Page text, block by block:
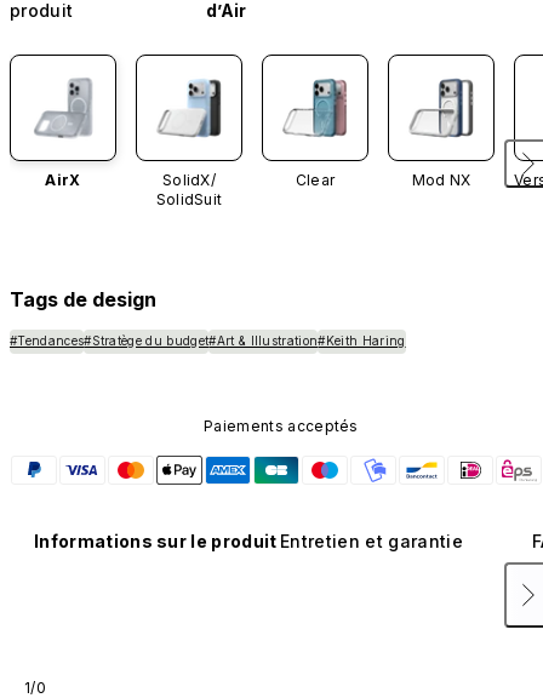
produit
d’Air
AirX
SolidX/
SolidSuit
Clear Mod NX
Tags de design
#Tendances#Stratège du budget#Art & Illustration#Keith Haring
Paiements acceptés
Informations sur le produit Entretien et garantie
1/0